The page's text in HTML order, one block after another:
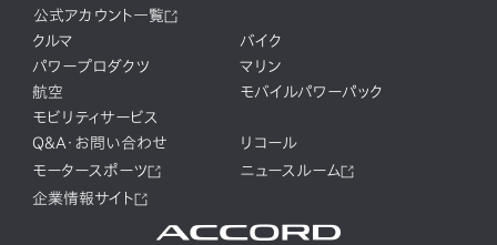
公式アカウント一覧
クルマ
バイク
パワープロダクツ
マリン
航空
モバイルパワーパック
モビリティサービス
Q&A・お問い合わせ
リコール
モータースポーツ
ニュースルーム
企業情報サイト